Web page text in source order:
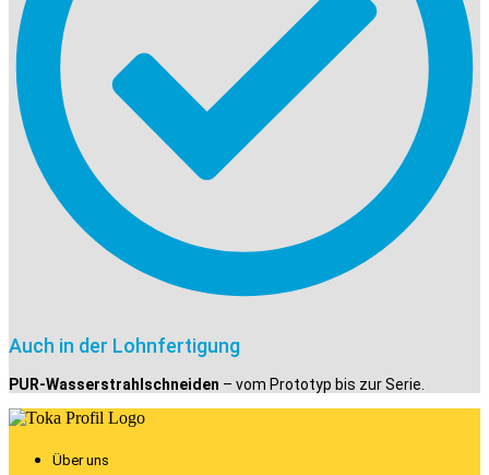
Auch in der Lohnfertigung
PUR-Wasserstrahlschneiden – vom Prototyp bis zur Serie.
Über uns